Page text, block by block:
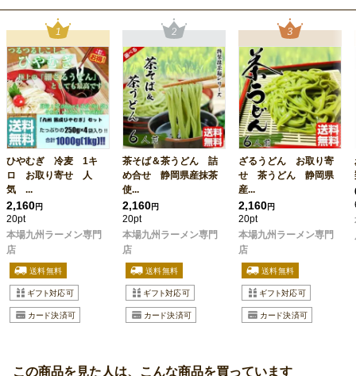
ひやむぎ 冷麦 1キ
ロ お取り寄せ 人
気 ...
2,160円
20pt
本場九州ラーメン専門
店
茶そば＆茶うどん 詰
め合せ 静岡県産抹茶
使...
2,160円
20pt
本場九州ラーメン専門
店
ざるうどん お取り寄
せ 茶うどん 静岡県
産...
2,160円
20pt
本場九州ラーメン専門
店
この商品を見た人は、こんな商品を買っています